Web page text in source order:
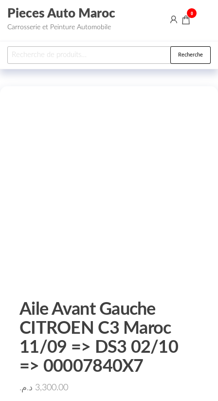
Aller au contenu
Pieces Auto Maroc
Carrosserie et Peinture Automobile
0
Recherche pour : Recherche
Aile Avant Gauche
CITROEN C3 Maroc
11/09 => DS3 02/10
=> 00007840X7
3,300.00 د.م.